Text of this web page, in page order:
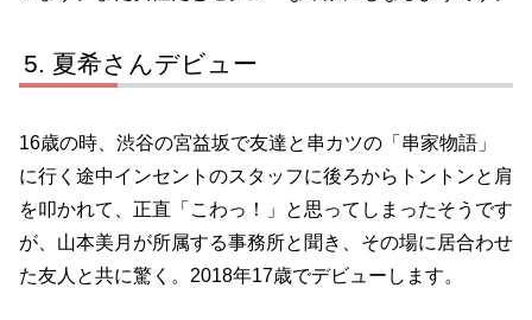
夏希さんデビュー
16歳の時、渋谷の宮益坂で友達と串カツの「串家物語」
に行く途中インセントのスタッフに後ろからトントンと肩
を叩かれて、正直「こわっ！」と思ってしまったそうです
が、山本美月が所属する事務所と聞き、その場に居合わせ
た友人と共に驚く。2018年17歳でデビューします。